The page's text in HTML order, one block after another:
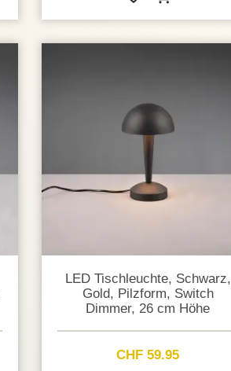
LED Tischleuchte, Schwarz,
Gold, Pilzform, Switch
Dimmer, 26 cm Höhe
CHF 59.95